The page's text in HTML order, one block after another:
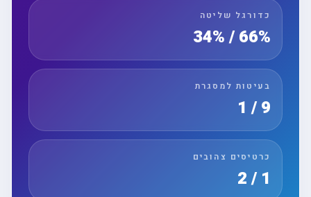
כדורגל שליטה
66% / 34%
בעיטות למסגרת
כרטיסים צהובים